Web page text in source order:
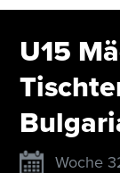
U15
Woche